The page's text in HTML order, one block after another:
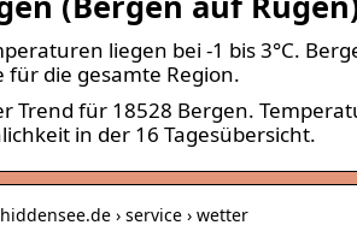
liegen bei -1 bis 3°C.
die gesamte Region.
Trend für 18528 Bergen.
in der 16 Tagesübersicht.
› service › wetter